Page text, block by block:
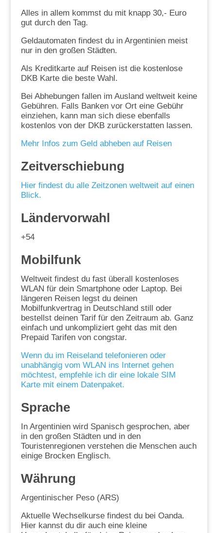
Alles in allem kommst du mit knapp 30,- Euro
gut durch den Tag.
Geldautomaten findest du in Argentinien meist
nur in den großen Städten.
Als Kreditkarte auf Reisen ist die kostenlose
DKB Karte die beste Wahl.
Bei Abhebungen fallen im Ausland weltweit keine
Gebühren. Falls Banken vor Ort eine Gebühr
einziehen, kann man sich diese ebenfalls
kostenlos von der DKB zurückerstatten lassen.
Mehr Infos zum Geld abheben auf Reisen
Zeitverschiebung
Hier findest du alle Zeitzonen weltweit auf einen
Blick.
Ländervorwahl
+54
Mobilfunk
Weltweit findest du fast überall kostenloses
WLAN für dein Smartphone oder Laptop. Bei
längeren Reisen legst du deinen
Mobilfunkvertrag in Deutschland still oder
bestellst deinen Tarif für den Zeitraum ab. Ganz
einfach und unkompliziert geht das mit den
Prepaid Tarifen von congstar.
Wenn du im Reiseland telefonieren oder
unabhängig vom WLAN ins Internet gehen
möchtest, empfehle ich dir eine lokale SIM
Karte mit einem Datenpaket.
Sprache
In Argentinien wird Spanisch gesprochen, aber
in den großen Städten und in den
Touristenregionen verstehen die Menschen auch
einige Brocken Englisch.
Währung
Argentinischer Peso (ARS)
Aktuelle Wechselkurse findest du bei Oanda.
Hier kannst du dir auch eine kleine